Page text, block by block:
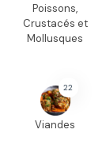
Poissons,
Crustacés et
Mollusques
22
Viandes